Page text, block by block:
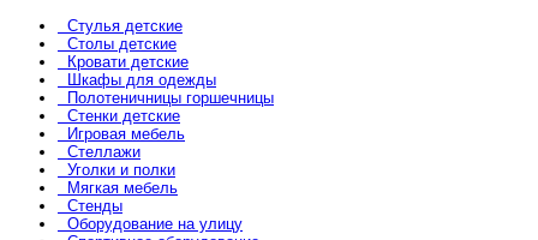
Стулья детские
Столы детские
Кровати детские
Шкафы для одежды
Полотеничницы горшечницы
Стенки детские
Игровая мебель
Стеллажи
Уголки и полки
Мягкая мебель
Стенды
Оборудование на улицу